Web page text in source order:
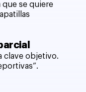
que se quiere
clave objetivo.